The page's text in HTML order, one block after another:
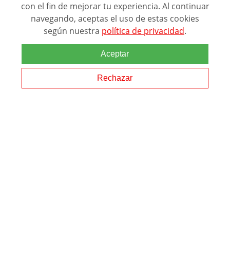
Directorio de Centros
Registrar Centro (FREE)
Quienes Somos
con el fin de mejorar tu experiencia. Al continuar
navegando, aceptas el uso de estas cookies
según nuestra política de privacidad.
Aceptar
Rechazar